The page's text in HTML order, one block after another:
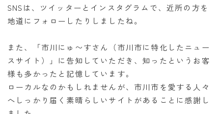
SNSは、ツイッターとインスタグラムで、近所の方を
地道にフォローしたりしましたね。
また、「市川にゅ〜すさん（市川市に特化したニュー
スサイト）」に告知していただき、知ったというお客
様も多かったと記憶しています。
ローカルなのかもしれませんが、市川市を愛する人々
へしっかり届く素晴らしいサイトがあることに感謝し